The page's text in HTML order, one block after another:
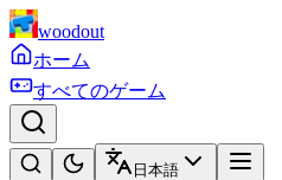
woodout
ホーム
すべてのゲーム
日本語